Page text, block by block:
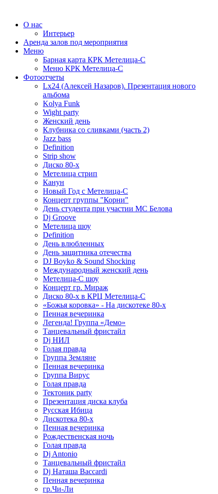
О нас
Интерьер
Аренда залов под мероприятия
Меню
Барная карта КРК Метелица-С
Меню КРК Метелица-С
Фотоотчеты
Lx24 (Алексей Назаров). Презентация нового
альбома
Kolya Funk
Wight party
Женский день
Клубника со сливками (часть 2)
Jazz bass
Definition
Strip show
Диско 80-х
Метелица стрип
Канун
Новый Год с Метелица-С
Концерт группы "Корни"
День студента при участии МС Белова
Dj Groove
Метелица шоу
Definition
День влюбленных
День защитника отечества
DJ Boyko & Sound Shocking
Международный женский день
Метелица-С шоу
Концерт гр. Мираж
Диско 80-х в КРЦ Метелица-С
«Божья коровка» - На дискотеке 80-х
Пенная вечеринка
Легенда! Группа «Демо»
Танцевальный фристайл
Dj НИЛ
Голая правда
Группа Земляне
Пенная вечеринка
Группа Вирус
Голая правда
Тектоник party
Презентация диска клуба
Русская Ибица
Дискотека 80-х
Пенная вечеринка
Рождественская ночь
Голая правда
Dj Antonio
Танцевальный фристайл
Dj Наташа Baccardi
Пенная вечеринка
гр.Чи-Ли